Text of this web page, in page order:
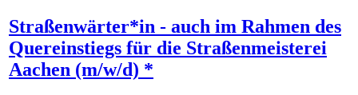
Straßenwärter*in - auch im Rahmen des
Quereinstiegs für die Straßenmeisterei
Aachen (m/w/d) *